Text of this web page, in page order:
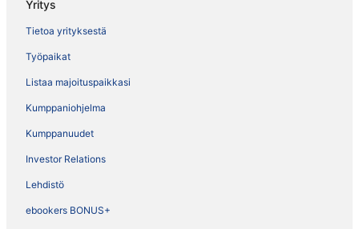
Yritys
Tietoa yrityksestä
Työpaikat
Listaa majoituspaikkasi
Kumppaniohjelma
Kumppanuudet
Investor Relations
Lehdistö
ebookers BONUS+